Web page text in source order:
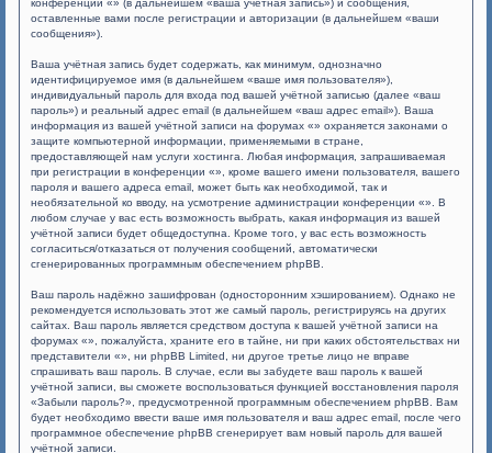
конференции «» (в дальнейшем «ваша учётная запись») и сообщения,
оставленные вами после регистрации и авторизации (в дальнейшем «ваши
сообщения»).
Ваша учётная запись будет содержать, как минимум, однозначно
идентифицируемое имя (в дальнейшем «ваше имя пользователя»),
индивидуальный пароль для входа под вашей учётной записью (далее «ваш
пароль») и реальный адрес email (в дальнейшем «ваш адрес email»). Ваша
информация из вашей учётной записи на форумах «» охраняется законами о
защите компьютерной информации, применяемыми в стране,
предоставляющей нам услуги хостинга. Любая информация, запрашиваемая
при регистрации в конференции «», кроме вашего имени пользователя, вашего
пароля и вашего адреса email, может быть как необходимой, так и
необязательной ко вводу, на усмотрение администрации конференции «». В
любом случае у вас есть возможность выбрать, какая информация из вашей
учётной записи будет общедоступна. Кроме того, у вас есть возможность
согласиться/отказаться от получения сообщений, автоматически
сгенерированных программным обеспечением phpBB.
Ваш пароль надёжно зашифрован (односторонним хэшированием). Однако не
рекомендуется использовать этот же самый пароль, регистрируясь на других
сайтах. Ваш пароль является средством доступа к вашей учётной записи на
форумах «», пожалуйста, храните его в тайне, ни при каких обстоятельствах ни
представители «», ни phpBB Limited, ни другое третье лицо не вправе
спрашивать ваш пароль. В случае, если вы забудете ваш пароль к вашей
учётной записи, вы сможете воспользоваться функцией восстановления пароля
«Забыли пароль?», предусмотренной программным обеспечением phpBB. Вам
будет необходимо ввести ваше имя пользователя и ваш адрес email, после чего
программное обеспечение phpBB сгенерирует вам новый пароль для вашей
учётной записи.